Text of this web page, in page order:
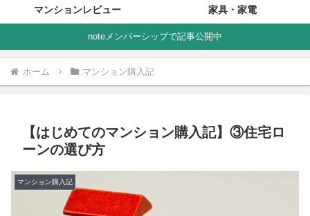
マンションレビュー 家具・家電
noteメンバーシップで記事公開中
ホーム マンション購入記
【はじめてのマンション購入記】③住宅ロ
ーンの選び方
マンション購入記